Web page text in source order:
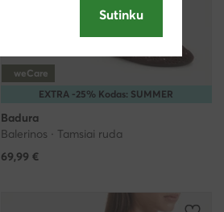
EXTRA -25% Kodas: SUMMER
weCare
Badura
Balerinos · Tamsiai ruda
69,99 €
Sutinku